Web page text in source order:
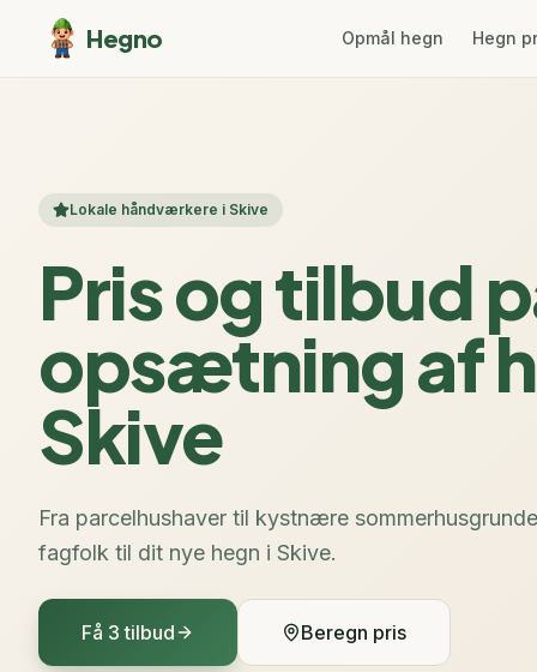
Hegno Opmål hegn Hegn
Lokale håndværkere i Skive
Pris og tilbud
opsætning af
Skive
Fra parcelhushaver til kystnære
fagfolk til dit nye hegn i Skive.
Få 3 tilbud Beregn pris